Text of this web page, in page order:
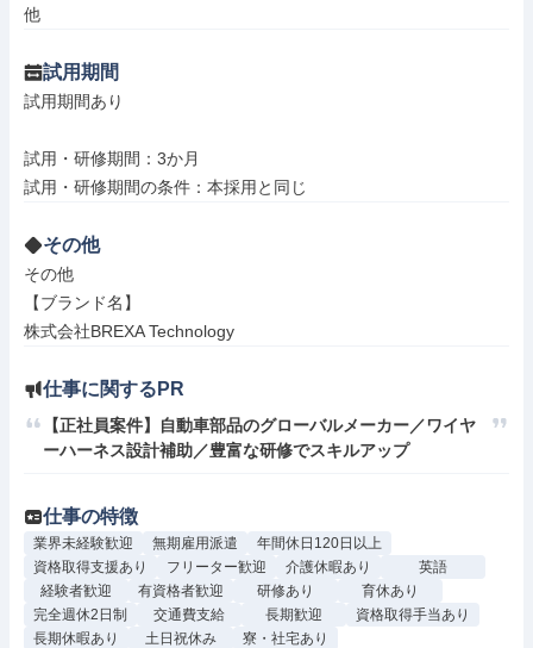
他
試用期間
試用期間あり
試用・研修期間：3か月
その他
その他
【ブランド名】
株式会社BREXA Technology
仕事に関するPR
【正社員案件】自動車部品のグローバルメーカー／ワイヤ
ーハーネス設計補助／豊富な研修でスキルアップ
仕事の特徴
業界未経験歓迎 無期雇用派遣
年間休日120日以上
資格取得支援あり
フリーター歓迎 介護休暇あり
英語
経験者歓迎
有資格者歓迎 研修あり
育休あり
完全週休2日制
交通費支給 長期歓迎
資格取得手当あり
長期休暇あり
土日祝休み 寮・社宅あり